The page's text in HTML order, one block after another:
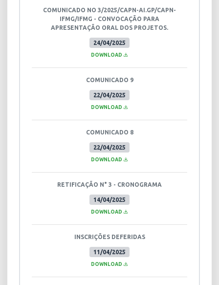
24/04/2025
COMUNICADO NO 3/2025/CAPN-AI.GP/CAPN-
IFMG/IFMG - CONVOCAÇÃO PARA
APRESENTAÇÃO ORAL DOS PROJETOS.
DOWNLOAD
22/04/2025
COMUNICADO 9
DOWNLOAD
22/04/2025
COMUNICADO 8
DOWNLOAD
14/04/2025
RETIFICAÇÃO N° 3 - CRONOGRAMA
DOWNLOAD
11/04/2025
INSCRIÇÕES DEFERIDAS
DOWNLOAD